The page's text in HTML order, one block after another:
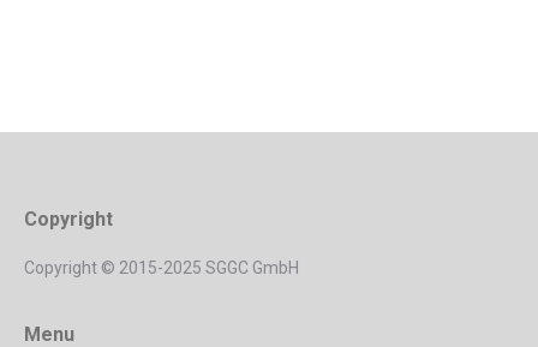
Copyright
Copyright © 2015-2025 SGGC GmbH
Menu